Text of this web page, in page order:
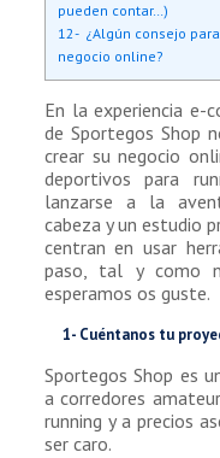
pueden contar…)
12- ¿Algún consejo
negocio online?
En la experiencia e-
de Sportegos Shop
crear su negocio
deportivos para
lanzarse a la
cabeza y un estudio
centran en usar
paso, tal y como
esperamos os guste.
1- Cuéntanos tu
Sportegos Shop es
a corredores
running y a precios
ser caro.